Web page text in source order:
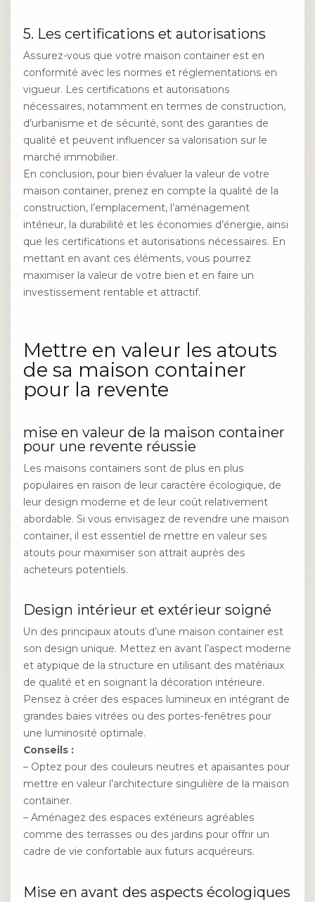
5. Les certifications et autorisations
Assurez-vous que votre maison container est en
conformité avec les normes et réglementations en
vigueur. Les certifications et autorisations
nécessaires, notamment en termes de construction,
d’urbanisme et de sécurité, sont des garanties de
qualité et peuvent influencer sa valorisation sur le
marché immobilier.
En conclusion, pour bien évaluer la valeur de votre
maison container, prenez en compte la qualité de la
construction, l’emplacement, l’aménagement
intérieur, la durabilité et les économies d’énergie, ainsi
que les certifications et autorisations nécessaires. En
mettant en avant ces éléments, vous pourrez
maximiser la valeur de votre bien et en faire un
investissement rentable et attractif.
Mettre en valeur les atouts
de sa maison container
pour la revente
mise en valeur de la maison container
pour une revente réussie
Les maisons containers sont de plus en plus
populaires en raison de leur caractère écologique, de
leur design moderne et de leur coût relativement
abordable. Si vous envisagez de revendre une maison
container, il est essentiel de mettre en valeur ses
atouts pour maximiser son attrait auprès des
acheteurs potentiels.
Design intérieur et extérieur soigné
Un des principaux atouts d’une maison container est
son design unique. Mettez en avant l’aspect moderne
et atypique de la structure en utilisant des matériaux
de qualité et en soignant la décoration intérieure.
Pensez à créer des espaces lumineux en intégrant de
grandes baies vitrées ou des portes-fenêtres pour
une luminosité optimale.
Conseils :
– Optez pour des couleurs neutres et apaisantes pour
mettre en valeur l’architecture singulière de la maison
container.
– Aménagez des espaces extérieurs agréables
comme des terrasses ou des jardins pour offrir un
cadre de vie confortable aux futurs acquéreurs.
Mise en avant des aspects écologiques